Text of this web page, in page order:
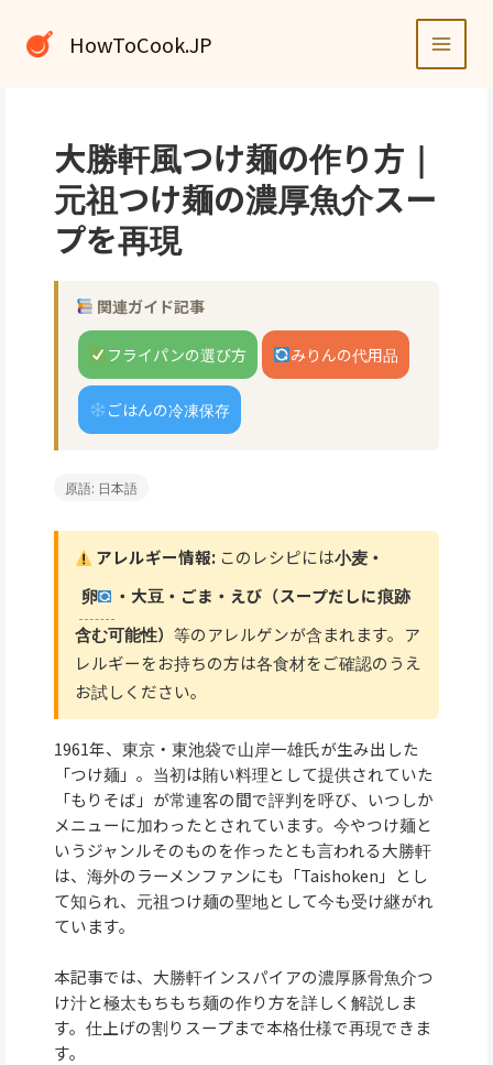
HowToCook.JP
大勝軒風つけ麺の作り方｜
元祖つけ麺の濃厚魚介スー
プを再現
関連ガイド記事
フライパンの選び方 みりんの代用品
ごはんの冷凍保存
原語: 日本語
アレルギー情報: このレシピには小麦・
卵
・大豆・ごま・えび（スープだしに痕跡
含む可能性） 等のアレルゲンが含まれます。ア
レルギーをお持ちの方は各食材をご確認のうえ
お試しください。
1961年、東京・東池袋で山岸一雄氏が生み出した
「つけ麺」。当初は賄い料理として提供されていた
「もりそば」が常連客の間で評判を呼び、いつしか
メニューに加わったとされています。今やつけ麺と
いうジャンルそのものを作ったとも言われる大勝軒
は、海外のラーメンファンにも「Taishoken」とし
て知られ、元祖つけ麺の聖地として今も受け継がれ
ています。
本記事では、大勝軒インスパイアの濃厚豚骨魚介つ
け汁と極太もちもち麺の作り方を詳しく解説しま
す。仕上げの割りスープまで本格仕様で再現できま
す。